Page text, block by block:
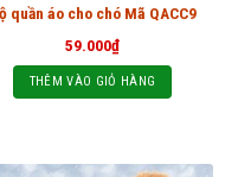
quần áo cho chó Mã QACC9
59.000₫
THÊM VÀO GIỎ HÀNG